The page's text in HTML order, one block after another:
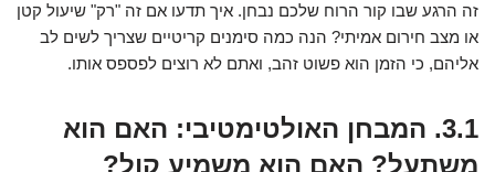
זה הרגע שבו קור הרוח שלכם נבחן. איך תדעו אם זה "רק" שיעול קטן
או מצב חירום אמיתי? הנה כמה סימנים קריטיים שצריך לשים לב
אליהם, כי הזמן הוא פשוט זהב, ואתם לא רוצים לפספס אותו.
3.1. המבחן האולטימטיבי: האם הוא
משתעל? האם הוא משמיע קול?